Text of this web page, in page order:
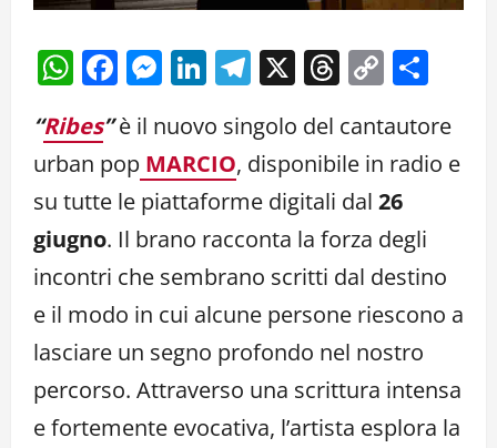
WhatsApp
Facebook
Messenger
LinkedIn
Telegram
X Threads
Copy
“Ribes”è il nuovo singolo del cantautore
urban pop MARCIO, disponibile in radio e
su tutte le piattaforme digitali dal 26
giugno. Il brano racconta la forza degli
incontri che sembrano scritti dal destino
e il modo in cui alcune persone riescono a
lasciare un segno profondo nel nostro
percorso. Attraverso una scrittura intensa
e fortemente evocativa, l’artista esplora la